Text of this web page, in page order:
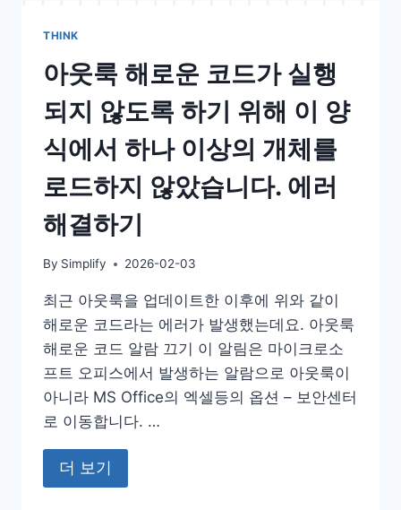
THINK
아웃룩 해로운 코드가 실행
되지 않도록 하기 위해 이 양
식에서 하나 이상의 개체를
로드하지 않았습니다. 에러
해결하기
By Simplify 2026-02-03
최근 아웃룩을 업데이트한 이후에 위와 같이
해로운 코드라는 에러가 발생했는데요. 아웃룩
해로운 코드 알람 끄기 이 알림은 마이크로소
프트 오피스에서 발생하는 알람으로 아웃룩이
아니라 MS Office의 엑셀등의 옵션 – 보안센터
로 이동합니다. …
더 보기